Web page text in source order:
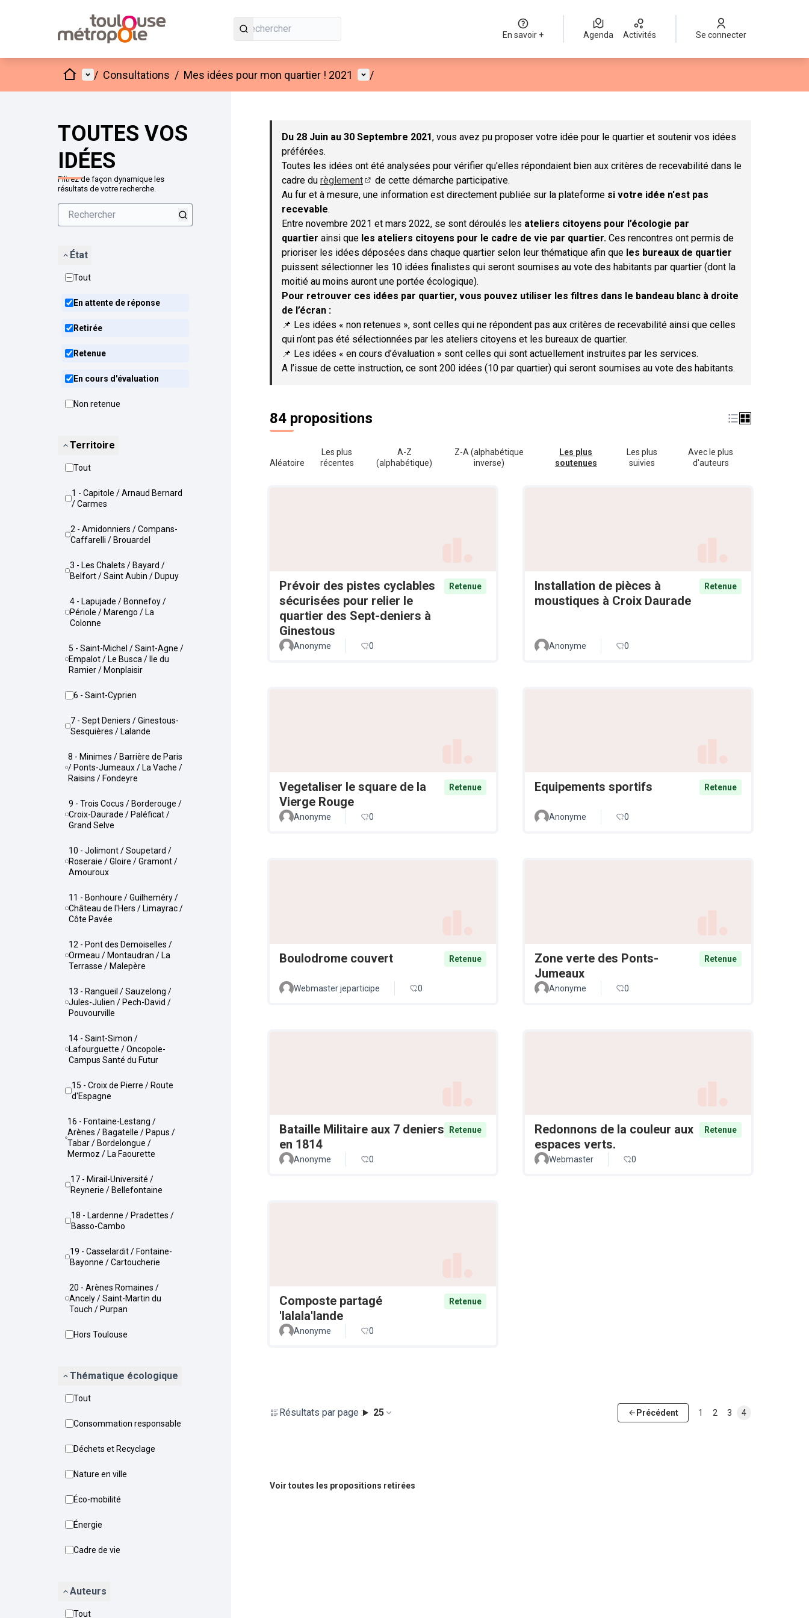
En savoir + Agenda Activités Se connecter
AccueilMenu principal
/ Consultations / Mes idées pour mon quartier ! 2021 Menu utilisateur
/
TOUTES VOS
IDÉES
Filtrez de façon dynamique les
résultats de votre recherche.
État
Tout
En attente de réponse
Retirée
Retenue
En cours d'évaluation
Non retenue
Territoire
Tout
1 - Capitole / Arnaud Bernard
/ Carmes
2 - Amidonniers / Compans-
Caffarelli / Brouardel
3 - Les Chalets / Bayard /
Belfort / Saint Aubin / Dupuy
4 - Lapujade / Bonnefoy /
Périole / Marengo / La
Colonne
5 - Saint-Michel / Saint-Agne /
Empalot / Le Busca / Ile du
Ramier / Monplaisir
6 - Saint-Cyprien
7 - Sept Deniers / Ginestous-
Sesquières / Lalande
8 - Minimes / Barrière de Paris
/ Ponts-Jumeaux / La Vache /
Raisins / Fondeyre
9 - Trois Cocus / Borderouge /
Croix-Daurade / Paléficat /
Grand Selve
10 - Jolimont / Soupetard /
Roseraie / Gloire / Gramont /
Amouroux
11 - Bonhoure / Guilheméry /
Château de l'Hers / Limayrac /
Côte Pavée
12 - Pont des Demoiselles /
Ormeau / Montaudran / La
Terrasse / Malepère
13 - Rangueil / Sauzelong /
Jules-Julien / Pech-David /
Pouvourville
14 - Saint-Simon /
Lafourguette / Oncopole-
Campus Santé du Futur
15 - Croix de Pierre / Route
d'Espagne
16 - Fontaine-Lestang /
Arènes / Bagatelle / Papus /
Tabar / Bordelongue /
Mermoz / La Faourette
17 - Mirail-Université /
Reynerie / Bellefontaine
18 - Lardenne / Pradettes /
Basso-Cambo
19 - Casselardit / Fontaine-
Bayonne / Cartoucherie
20 - Arènes Romaines /
Ancely / Saint-Martin du
Touch / Purpan
Hors Toulouse
Thématique écologique
Tout
Consommation responsable
Déchets et Recyclage
Nature en ville
Éco-mobilité
Énergie
Cadre de vie
Auteurs
Tout
Passer la carte
Du 28 Juin au 30 Septembre 2021, vous avez pu proposer votre idée pour le quartier et soutenir vos idées
préférées.
Toutes les idées ont été analysées pour vérifier qu'elles répondaient bien aux critères de recevabilité dans le
cadre du règlement
(S'ouvre dans un nouvel onglet)
de cette démarche participative.
Au fur et à mesure, une information est directement publiée sur la plateforme si votre idée n'est pas
recevable.
Entre novembre 2021 et mars 2022, se sont déroulés les ateliers citoyens pour l’écologie par
quartier ainsi que les ateliers citoyens pour le cadre de vie par quartier. Ces rencontres ont permis de
prioriser les idées déposées dans chaque quartier selon leur thématique afin que les bureaux de quartier
puissent sélectionner les 10 idées finalistes qui seront soumises au vote des habitants par quartier (dont la
moitié au moins auront une portée écologique).
Pour retrouver ces idées par quartier, vous pouvez utiliser les filtres dans le bandeau blanc à droite
de l’écran :
📌 Les idées « non retenues », sont celles qui ne répondent pas aux critères de recevabilité ainsi que celles
qui n’ont pas été sélectionnées par les ateliers citoyens et les bureaux de quartier.
📌 Les idées « en cours d’évaluation » sont celles qui sont actuellement instruites par les services.
A l’issue de cette instruction, ce sont 200 idées (10 par quartier) qui seront soumises au vote des habitants.
84 propositions
Aléatoire
Les plus
récentes
A-Z
(alphabétique)
Z-A (alphabétique
inverse)
Les plus
soutenues
Les plus
suivies
Avec le plus
d'auteurs
Prévoir des pistes cyclables
sécurisées pour relier le
quartier des Sept-deniers à
Ginestous
Retenue
Anonyme 0
Installation de pièces à
moustiques à Croix Daurade
Retenue
Anonyme 0
Vegetaliser le square de la
Vierge Rouge
Retenue
Anonyme 0
Equipements sportifs Retenue
Anonyme 0
Boulodrome couvert Retenue
Webmaster jeparticipe 0
Zone verte des Ponts-
Jumeaux
Retenue
Anonyme 0
Bataille Militaire aux 7 deniers
en 1814
Retenue
Anonyme 0
Redonnons de la couleur aux
espaces verts.
Retenue
Webmaster 0
Composte partagé
'lalala'lande
Retenue
Anonyme 0
Résultats par page : 25 Précédent 1 2 3 4
Voir toutes les propositions retirées